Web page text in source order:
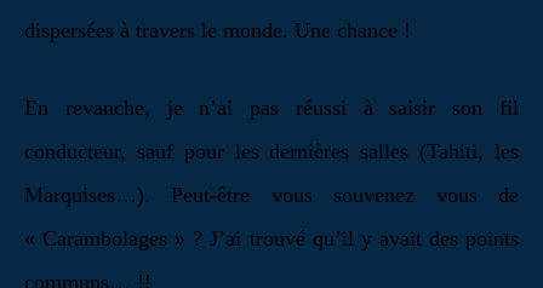
dispersées à travers le monde. Une chance !
En revanche, je n’ai pas réussi à saisir son fil
conducteur, sauf pour les dernières salles (Tahiti, les
Marquises…). Peut-être vous souvenez vous de
« Carambolages » ? J’ai trouvé qu’il y avait des points
communs… !!